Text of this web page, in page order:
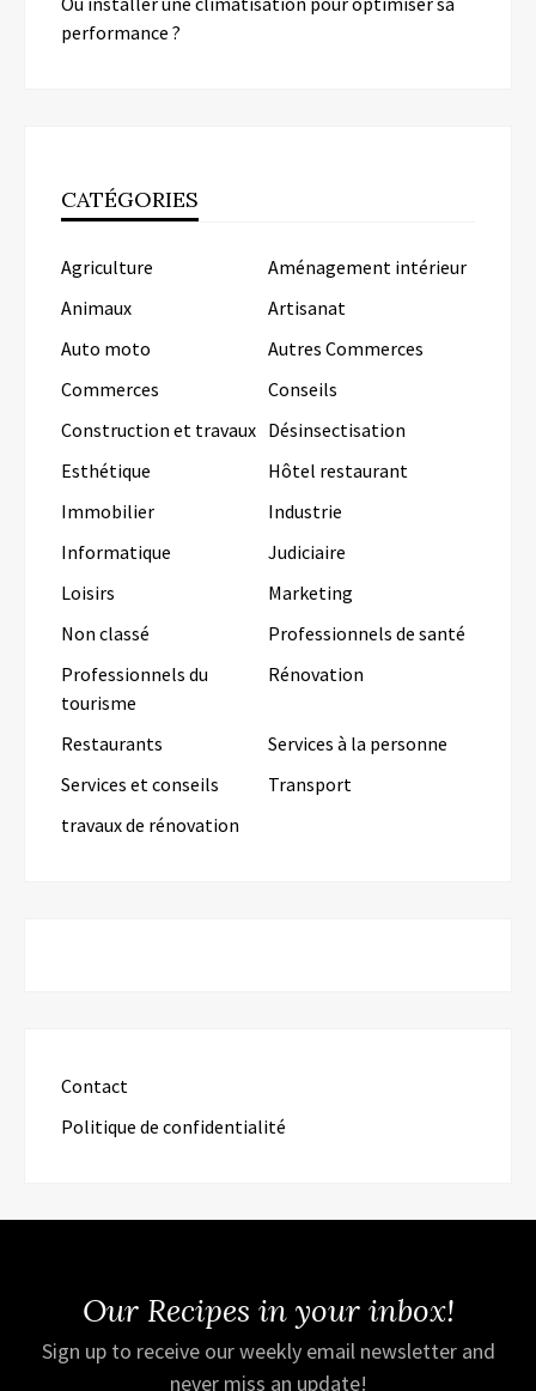
performance ?
CATÉGORIES
Agriculture
Aménagement intérieur
Animaux
Artisanat
Auto moto
Autres Commerces
Commerces
Conseils
Construction et travaux Désinsectisation
Esthétique
Hôtel restaurant
Immobilier
Industrie
Informatique
Judiciaire
Loisirs
Marketing
Non classé
Professionnels de santé
Professionnels du
tourisme
Rénovation
Restaurants
Services à la personne
Services et conseils
Transport
travaux de rénovation
Contact
Politique de confidentialité
Our Recipes in your inbox!
Sign up to receive our weekly email newsletter and
never miss an update!